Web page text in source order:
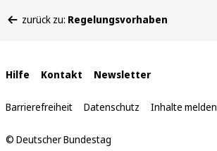
befinden
zurück zu: Regelungsvorhaben
Interne
Links
Hilfe Kontakt Newsletter
Barrierefreiheit Datenschutz Inhalte melden
© Deutscher Bundestag